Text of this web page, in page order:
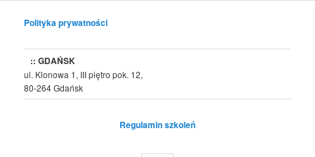
Polityka prywatności
:: GDAŃSK
ul. Klonowa 1, III piętro pok. 12,
80-264 Gdańsk
Regulamin szkoleń